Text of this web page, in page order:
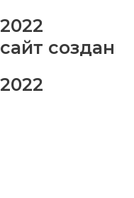
2022
сайт создан
2022